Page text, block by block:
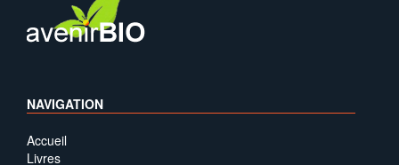
NAVIGATION
Accueil
Livres